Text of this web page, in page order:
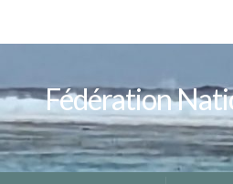
Fédération